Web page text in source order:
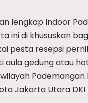
lengkap Indoor
ini di khususkan
pesta resepsi
aula gedung atau
Pademangan
Jakarta Utara